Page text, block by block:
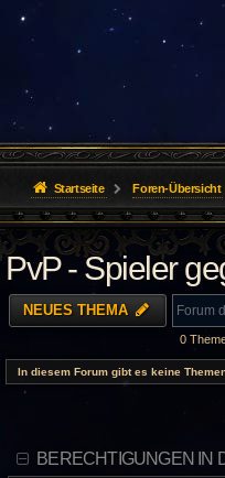
Startseite Foren-Übersicht
PvP - Spieler
NEUES THEMA
0
In diesem Forum gibt es keine
BERECHTIGUNGEN IN